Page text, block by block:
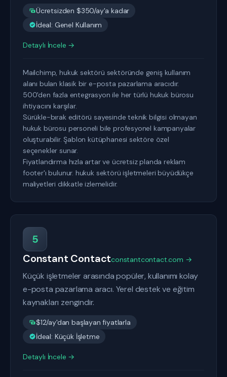
Ücretsizden $350/ay'a kadar
İdeal: Genel Kullanım
Detaylı İncele →
Mailchimp, hukuk sektörü sektöründe geniş kullanım
alanı bulan klasik bir e-posta pazarlama aracıdır.
500'den fazla entegrasyon ile her türlü hukuk bürosu
ihtiyacını karşılar.
Sürükle-bırak editörü sayesinde teknik bilgisi olmayan
hukuk bürosu personeli bile profesyonel kampanyalar
oluşturabilir. Şablon kütüphanesi sektöre özel
seçenekler sunar.
Fiyatlandırma hızla artar ve ücretsiz planda reklam
footer'ı bulunur. hukuk sektörü işletmeleri büyüdükçe
maliyetleri dikkatle izlemelidir.
5
Constant Contactconstantcontact.com →
Küçük işletmeler arasında popüler, kullanımı kolay
e-posta pazarlama aracı. Yerel destek ve eğitim
kaynakları zengindir.
$12/ay'dan başlayan fiyatlarla
İdeal: Küçük İşletme
Detaylı İncele →